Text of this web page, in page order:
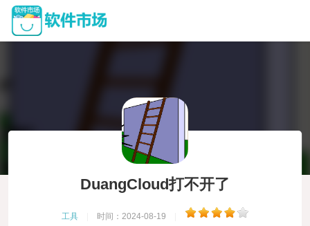
DuangCloud打不开了
工具 时间：2024-08-19